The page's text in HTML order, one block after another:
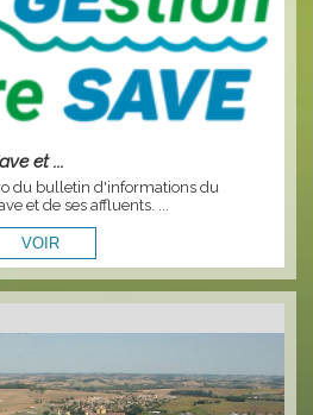
et ...
du bulletin d'informations du
et de ses affluents. ...